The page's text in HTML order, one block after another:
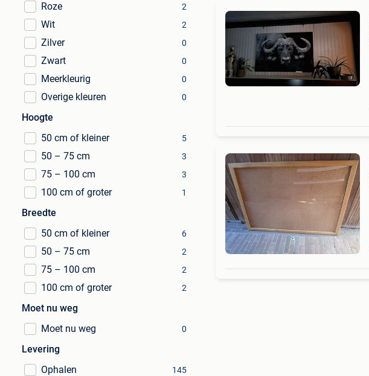
Roze 2
Wit 2
Zilver 0
Zwart 0
Meerkleurig 0
Overige kleuren 0
Hoogte
50 cm of kleiner
5
50 – 75 cm 3
75 – 100 cm 3
100 cm of groter 1
Breedte
50 cm of kleiner
6
50 – 75 cm 2
75 – 100 cm 2
100 cm of groter 2
Moet nu weg
Moet nu weg
0
Levering
Ophalen
145